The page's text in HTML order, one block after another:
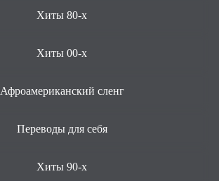
Хиты 80-х
Хиты 00-х
Афроамериканский сленг
Переводы для себя
Хиты 90-х